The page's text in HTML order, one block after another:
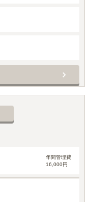
年間管理費
16,000円